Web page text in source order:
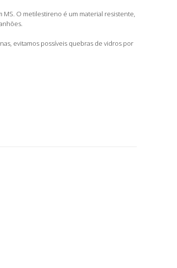
MS. O metilestireno é um material resistente,
evitamos possíveis quebras de vidros por